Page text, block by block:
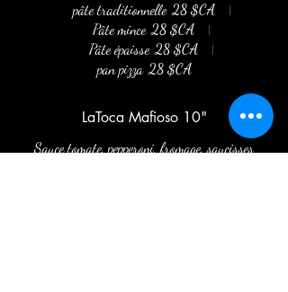
pâte traditionnelle 28 $CA
Pâte mince 28 $CA
Pâte épaisse 28 $CA
pan pizza 28 $CA
LaToca Mafioso 10"
Sauce tomate, pepperoni, fromage, saucisses